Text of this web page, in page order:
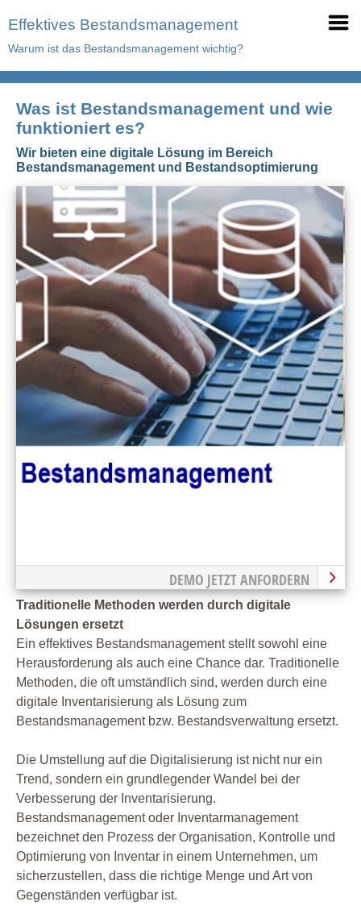
Effektives Bestandsmanagement
Warum ist das Bestandsmanagement wichtig?
Was ist Bestandsmanagement und wie
funktioniert es?
Wir bieten eine digitale Lösung im Bereich
Bestandsmanagement und Bestandsoptimierung
DEMO JETZT ANFORDERN
Traditionelle Methoden werden durch digitale
Lösungen ersetzt
Ein effektives Bestandsmanagement stellt sowohl eine
Herausforderung als auch eine Chance dar. Traditionelle
Methoden, die oft umständlich sind, werden durch eine
digitale Inventarisierung als Lösung zum
Bestandsmanagement bzw. Bestandsverwaltung ersetzt.
Die Umstellung auf die Digitalisierung ist nicht nur ein
Trend, sondern ein grundlegender Wandel bei der
Verbesserung der Inventarisierung.
Bestandsmanagement oder Inventarmanagement
bezeichnet den Prozess der Organisation, Kontrolle und
Optimierung von Inventar in einem Unternehmen, um
sicherzustellen, dass die richtige Menge und Art von
Gegenständen verfügbar ist.